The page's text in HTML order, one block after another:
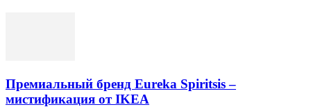
Премиальный бренд Eureka Spiritsis –
мистификация от IKEA